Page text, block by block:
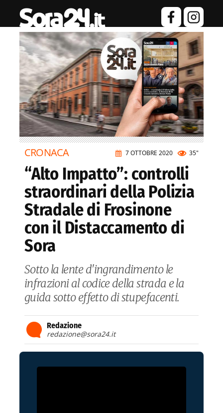
7 OTTOBRE 2020 35"
CRONACA
“Alto Impatto”: controlli
straordinari della Polizia
Stradale di Frosinone
con il Distaccamento di
Sora
Sotto la lente d'ingrandimento le
infrazioni al codice della strada e la
guida sotto effetto di stupefacenti.
Redazione
redazione@sora24.it